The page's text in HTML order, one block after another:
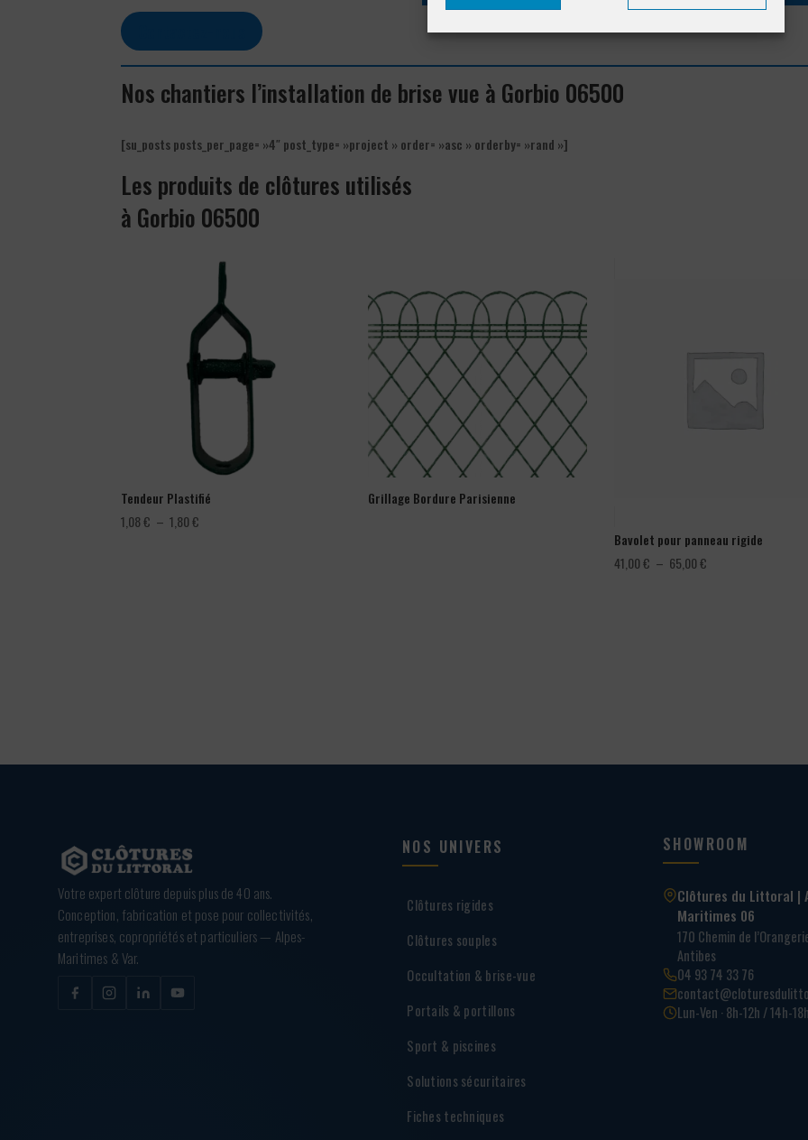
Nos chantiers l’installation de brise vue à Gorbio 06500
[su_posts posts_per_page= »4″ post_type= »project » order= »asc » orderby= »rand »]
Les produits de clôtures utilisés
à Gorbio 06500
Tendeur Plastifié
1,08€ – 1,80€
Grillage Bordure Parisienne
Bavolet pour panneau rigide
41,00€ – 65,00€
Votre expert clôture depuis plus de 40 ans.
Conception, fabrication et pose pour collectivités,
entreprises, copropriétés et particuliers — Alpes-
Maritimes & Var.
NOS UNIVERS
Clôtures rigides
Clôtures souples
Occultation & brise-vue
Portails & portillons
Sport & piscines
Solutions sécuritaires
Fiches techniques
SHOWROOM
Clôtures du Littoral |
Maritimes 06
170 Chemin de
Antibes
04 93 74 33 76
Lun-Ven · 8h-12h / 14h-18h